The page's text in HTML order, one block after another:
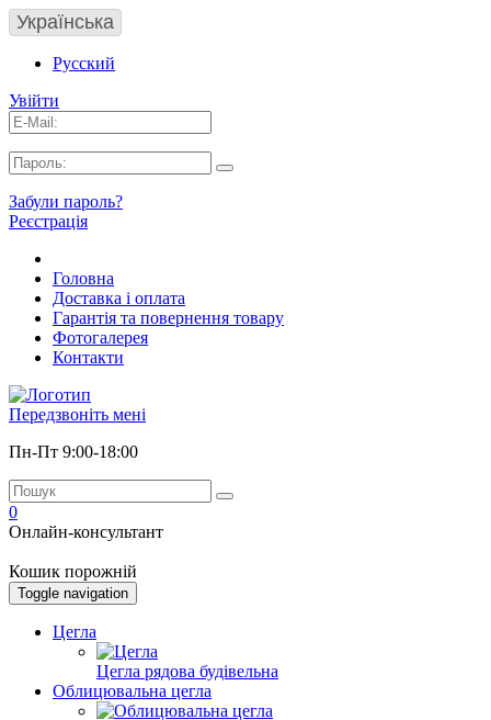
Українська
Русский
Увійти
Забули пароль?
Реєстрація
Головна
Доставка і оплата
Гарантія та повернення товару
Фотогалерея
Контакти
Передзвоніть мені
Пн-Пт 9:00-18:00
0
Онлайн-консультант
Кошик порожній
Toggle navigation
Цегла
Цегла рядова будівельна
Облицювальна цегла